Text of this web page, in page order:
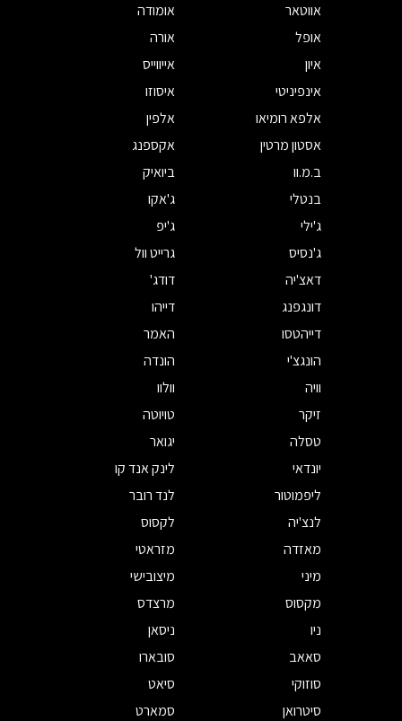
אווטאר
אומודה
אופל
אורה
איון
אייווייס
אינפיניטי
איסוזו
אלפא רומיאו
אלפין
אסטון מרטין
אקספנג
ב.מ.וו
ביואיק
בנטלי
ג'אקו
ג'ילי
ג'יפ
ג'נסיס
גרייט וול
דאצ'יה
דודג'
דונגפנג
דייהו
דייהטסו
האמר
הונגצ'י
הונדה
וויה
וולוו
זיקר
טויוטה
טסלה
יגואר
יונדאי
לינק אנד קו
ליפמוטור
לנד רובר
לנצ'יה
לקסוס
מאזדה
מזראטי
מיני
מיצובישי
מקסוס
מרצדס
ניו
ניסאן
סאאב
סובארו
סוזוקי
סיאט
סיטרואן
סמארט